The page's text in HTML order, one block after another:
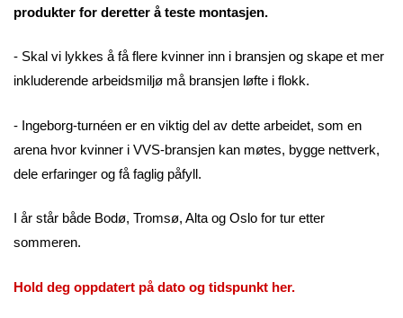
produkter for deretter å teste montasjen.
- Skal vi lykkes å få flere kvinner inn i bransjen og skape et mer
inkluderende arbeidsmiljø må bransjen løfte i flokk.
- Ingeborg-turnéen er en viktig del av dette arbeidet, som en
arena hvor kvinner i VVS-bransjen kan møtes, bygge nettverk,
dele erfaringer og få faglig påfyll.
I år står både Bodø, Tromsø, Alta og Oslo for tur etter
sommeren.
Hold deg oppdatert på dato og tidspunkt her.